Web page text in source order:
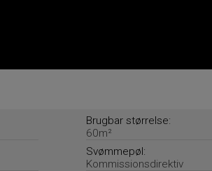
Brugbar størrelse:
60m²
Svømmepøl:
Kommissionsdirektiv